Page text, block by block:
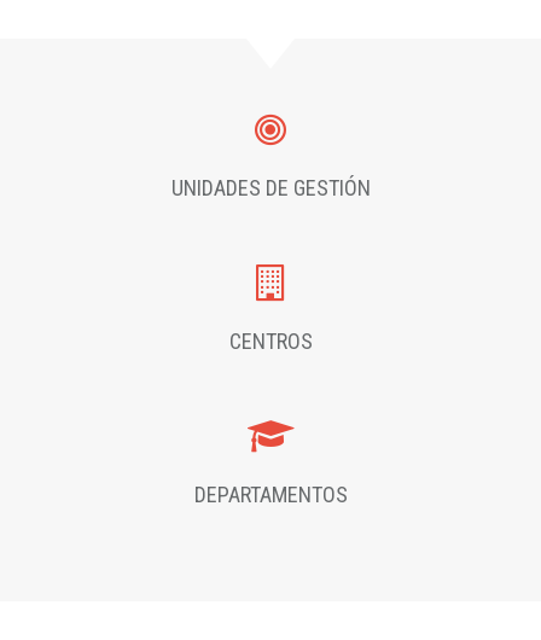
UNIDADES DE GESTIÓN
CENTROS
DEPARTAMENTOS